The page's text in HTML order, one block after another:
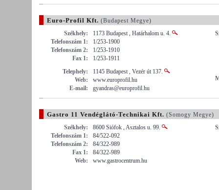
Euro-Profil Kft. (Budapest Megye)
Székhely:
1173 Budapest , Határhalom u. 4.
Telefonszám 1:
1/253-1900
Telefonszám 2:
1/253-1910
Fax 1:
1/253-1911
Telephely:
1145 Budapest , Vezér út 137.
Web:
www.europrofil.hu
E-mail:
gyandras@europrofil.hu
Gastro 11 Vendéglátó-Technikai Kft. (Somogy Megye)
Székhely:
8600 Siófok , Asztalos u. 99.
Telefonszám 1:
84/522-092
Telefonszám 2:
84/322-989
Fax 1:
84/322-989
Web:
www.gastrocentrum.hu